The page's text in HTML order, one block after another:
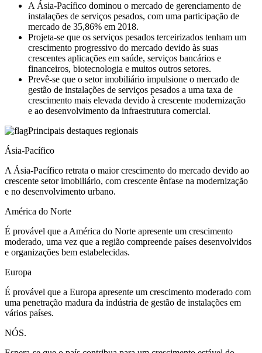
A Ásia-Pacífico dominou o mercado de gerenciamento de
instalações de serviços pesados, com uma participação de
mercado de 35,86% em 2018.
Projeta-se que os serviços pesados ​​terceirizados tenham um
crescimento progressivo do mercado devido às suas
crescentes aplicações em saúde, serviços bancários e
financeiros, biotecnologia e muitos outros setores.
Prevê-se que o setor imobiliário impulsione o mercado de
gestão de instalações de serviços pesados ​​a uma taxa de
crescimento mais elevada devido à crescente modernização
e ao desenvolvimento da infraestrutura comercial.
Principais destaques regionais
Ásia-Pacífico
A Ásia-Pacífico retrata o maior crescimento do mercado devido ao
crescente setor imobiliário, com crescente ênfase na modernização
e no desenvolvimento urbano.
América do Norte
É provável que a América do Norte apresente um crescimento
moderado, uma vez que a região compreende países desenvolvidos
e organizações bem estabelecidas.
Europa
É provável que a Europa apresente um crescimento moderado com
uma penetração madura da indústria de gestão de instalações em
vários países.
NÓS.